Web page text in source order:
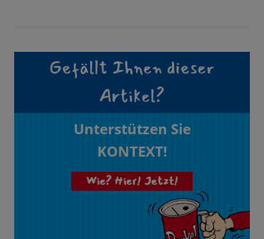
Gefällt Ihnen dieser
Artikel?
Unterstützen Sie
KONTEXT!
Wie? Hier! Jetzt!